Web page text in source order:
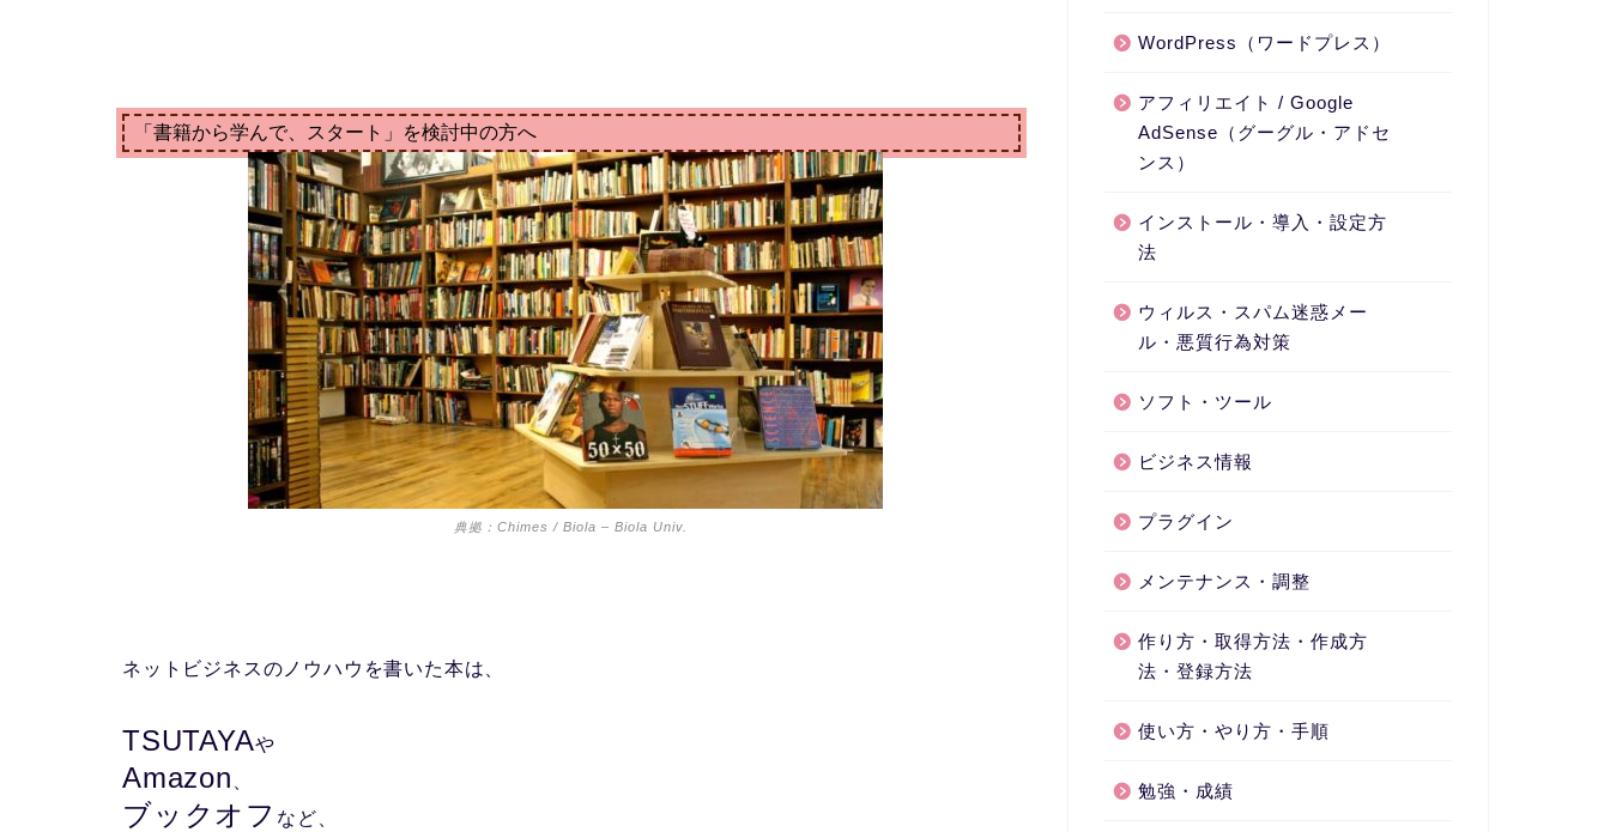
「書籍から学んで、スタート」を検討中の方へ
典拠：Chimes / Biola –Biola Univ.
ネットビジネスのノウハウを書いた本は、
TSUTAYAや
Amazon
ブックオフ など、
WordPress（ワードプレス）
アフィリエイト / Google
AdSense（グーグル・アドセ
ンス）
インストール・導入・設定方
法
ウィルス・スパム迷惑メー
ル・悪質行為対策
ソフト・ツール
ビジネス情報
プラグイン
メンテナンス・調整
作り方・取得方法・作成方
法・登録方法
使い方・やり方・手順
勉強・成績